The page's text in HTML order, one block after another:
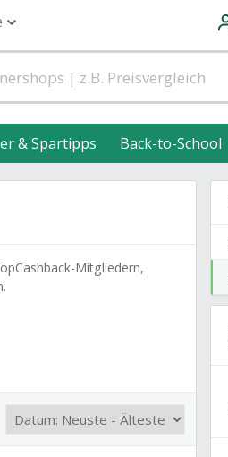
& Spartipps Back-to-School
Mitgliedern,